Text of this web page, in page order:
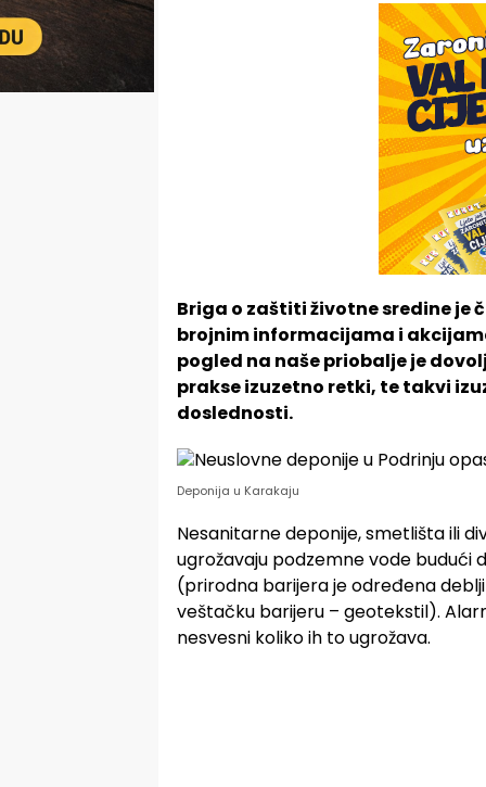
Briga o zaštiti životne sredine je
brojnim informacijama i
pogled na naše priobalje je
prakse izuzetno retki, te takvi
doslednosti.
Deponija u Karakaju
Nesanitarne deponije, smetlišta ili
ugrožavaju podzemne vode budući
(prirodna barijera je određena
veštačku barijeru – geotekstil).
nesvesni koliko ih to ugrožava.